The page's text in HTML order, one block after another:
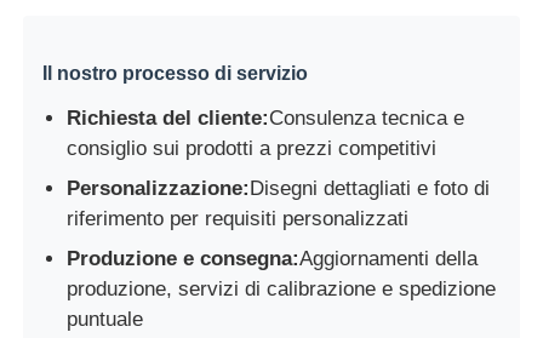
Il nostro processo di servizio
Richiesta del cliente:Consulenza tecnica e
consiglio sui prodotti a prezzi competitivi
Personalizzazione:Disegni dettagliati e foto di
riferimento per requisiti personalizzati
Produzione e consegna:Aggiornamenti della
produzione, servizi di calibrazione e spedizione
puntuale